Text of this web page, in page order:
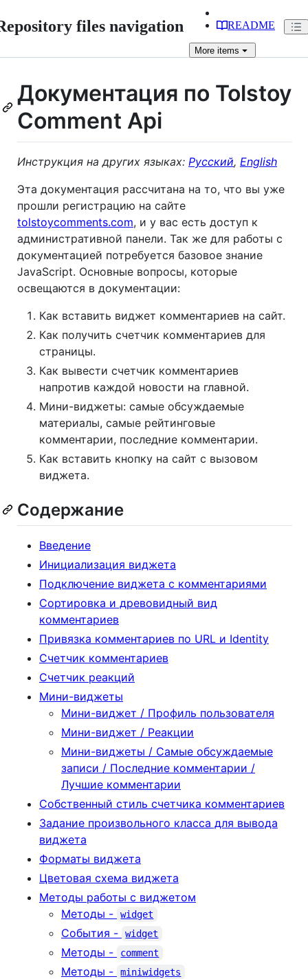
files navigation README
More items
Документация по Tolstoy
Comment Api
Инструкция на других языках: Русский, English
Эта документация расcчитана на то, что вы уже
прошли регистрацию на сайте
tolstoycomments.com, и у вас есть доступ к
административной панели. Так же для работы с
документацией потребуется базовое знание
JavaScript. Основные вопросы, которые
освещаются в документации:
Как вставить виджет комментариев на сайт.
Как получить счетчик комментариев для
страницы.
Как вывести счетчик комментариев
напротив каждой новости на главной.
Мини-виджеты: самые обсуждаемые
материалы, самые рейтинговые
комментарии, последние комментарии.
Как вставить кнопку на сайт с вызовом
виджета.
Содержание
Введение
Инициализация виджета
Подключение виджета с комментариями
Сортировка и древовидный вид
комментариев
Привязка комментариев по URL и Identity
Счетчик комментариев
Счетчик реакций
Мини-виджеты
Мини-виджет / Профиль пользователя
Мини-виджет / Реакции
Мини-виджеты / Самые обсуждаемые
записи / Последние комментарии /
Лучшие комментарии
Собственный стиль счетчика комментариев
Задание произвольного класса для вывода
виджета
Форматы виджета
Цветовая схема виджета
Методы работы с виджетом
Методы -
widget
События - widget
Методы - comment
Методы - miniwidgets